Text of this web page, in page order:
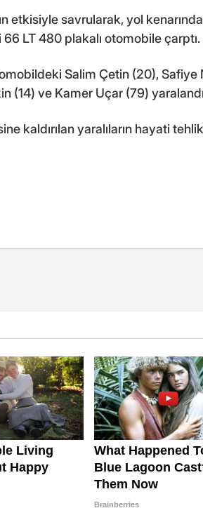
etkisiyle savrularak, yol kenarında
LT 480 plakalı otomobile çarptı.
Salim Çetin (20), Safiye
(14) ve Kamer Uçar (79)
kaldırılan yaralıların hayati